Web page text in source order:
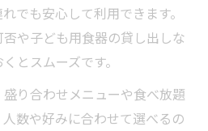
でも安心して利用できます。
や子ども用食器の貸し出しな
とスムーズです。
り合わせメニューや食べ放題
数や好みに合わせて選べるの